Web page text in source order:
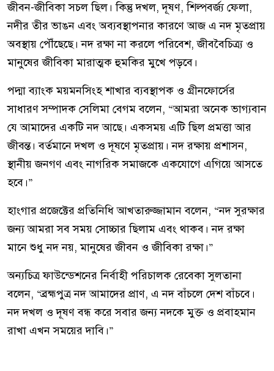
জীবন-জীবিকা সচল ছিল। কিন্তু দখল, দূষণ, শিল্পবর্জ্য ফেলা,
নদীর তীর ভাঙন এবং অব্যবস্থাপনার কারণে আজ এ নদ মৃতপ্রায়
অবস্থায় পৌঁছেছে। নদ রক্ষা না করলে পরিবেশ, জীববৈচিত্র্য ও
মানুষের জীবিকা মারাত্মক হুমকির মুখে পড়বে।
পদ্মা ব্যাংক ময়মনসিংহ শাখার ব্যবস্থাপক ও গ্রীনফোর্সের
সাধারণ সম্পাদক সেলিমা বেগম বলেন, “আমরা অনেক ভাগ্যবান
যে আমাদের একটি নদ আছে। একসময় এটি ছিল প্রমত্তা আর
জীবন্ত। বর্তমানে দখল ও দূষণে মৃতপ্রায়। নদ রক্ষায় প্রশাসন,
স্থানীয় জনগণ এবং নাগরিক সমাজকে একযোগে এগিয়ে আসতে
হবে।”
হাংগার প্রজেক্টের প্রতিনিধি আখতারুজ্জামান বলেন, “নদ সুরক্ষার
জন্য আমরা সব সময় সোচ্চার ছিলাম এবং থাকব। নদ রক্ষা
মানে শুধু নদ নয়, মানুষের জীবন ও জীবিকা রক্ষা।”
অন্যচিত্র ফাউন্ডেশনের নির্বাহী পরিচালক রেবেকা সুলতানা
বলেন, “ব্রহ্মপুত্র নদ আমাদের প্রাণ, এ নদ বাঁচলে দেশ বাঁচবে।
নদ দখল ও দূষণ বন্ধ করে সবার জন্য নদকে মুক্ত ও প্রবাহমান
রাখা এখন সময়ের দাবি।”